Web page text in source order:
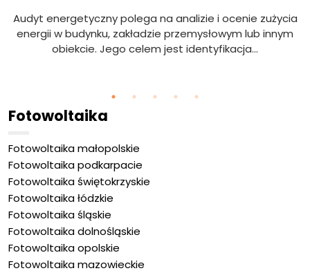
Audyt energetyczny polega na analizie i ocenie zużycia
energii w budynku, zakładzie przemysłowym lub innym
obiekcie. Jego celem jest identyfikacja...
Fotowoltaika
Fotowoltaika małopolskie
Fotowoltaika podkarpacie
Fotowoltaika świętokrzyskie
Fotowoltaika łódzkie
Fotowoltaika śląskie
Fotowoltaika dolnośląskie
Fotowoltaika opolskie
Fotowoltaika mazowieckie